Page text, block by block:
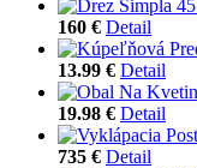
160 € Detail
13.99 € Detail
19.98 € Detail
735 € Detail